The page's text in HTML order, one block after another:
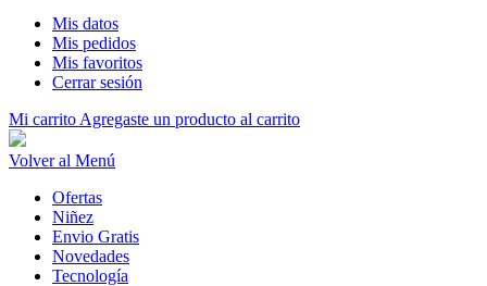
Mis datos
Mis pedidos
Mis favoritos
Cerrar sesión
Mi carrito Agregaste un producto al carrito
Volver al Menú
Ofertas
Niñez
Envio Gratis
Novedades
Tecnología